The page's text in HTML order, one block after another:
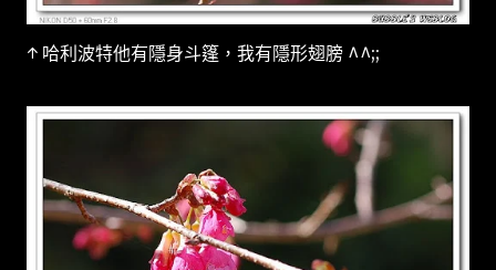
↑ 哈利波特他有隱身斗篷，我有隱形翅膀 ^^;;